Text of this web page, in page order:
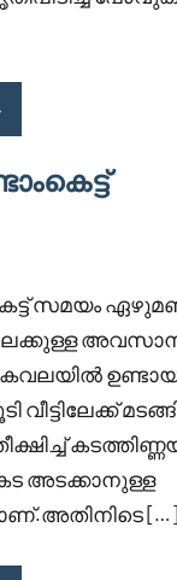
സമയം
അടക്കാനുള്ള
[…]